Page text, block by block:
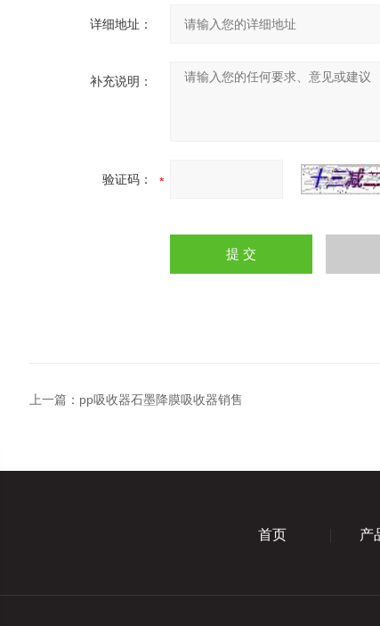
详细地址：
补充说明：
验证码：
上一篇： pp吸收器石墨降膜吸收器销售
首页 产